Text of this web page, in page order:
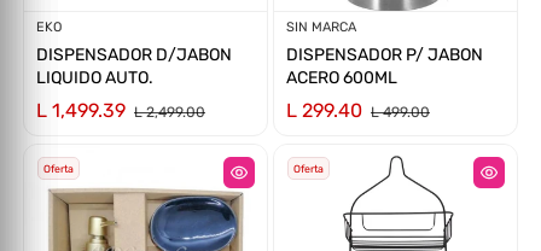
Proveedor:
EKO
DISPENSADOR D/JABON
LIQUIDO AUTO.
L 1,499.39 L 2,499.00
Proveedor:
SIN MARCA
DISPENSADOR P/ JABON
ACERO 600ML
L 299.40 L 499.00
Oferta Oferta